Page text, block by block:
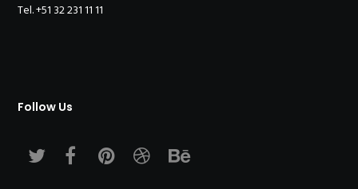
Tel. +51 32 231 11 11
Follow Us